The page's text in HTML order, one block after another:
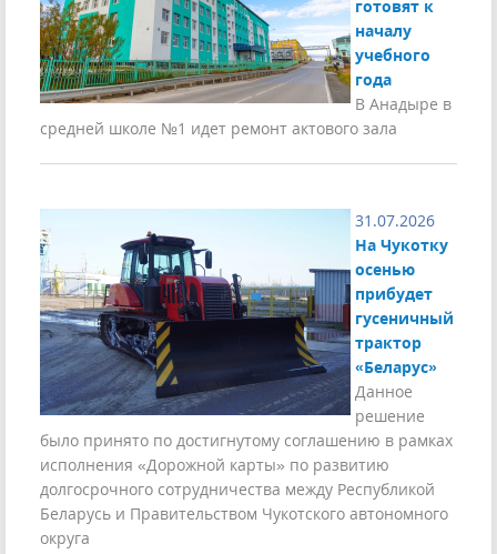
готовят к
началу
учебного
года
В Анадыре в
средней школе №1 идет ремонт актового зала
31.07.2026
На Чукотку
осенью
прибудет
гусеничный
трактор
«Беларус»
Данное
решение
было принято по достигнутому соглашению в рамках
исполнения «Дорожной карты» по развитию
долгосрочного сотрудничества между Республикой
Беларусь и Правительством Чукотского автономного
округа